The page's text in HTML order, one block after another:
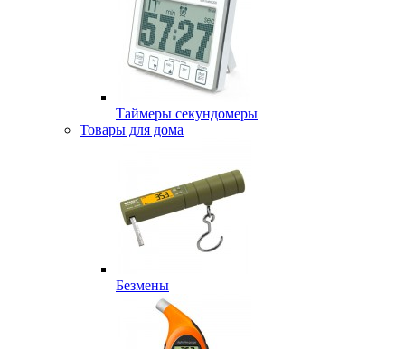
Таймеры секундомеры
Товары для дома
Безмены